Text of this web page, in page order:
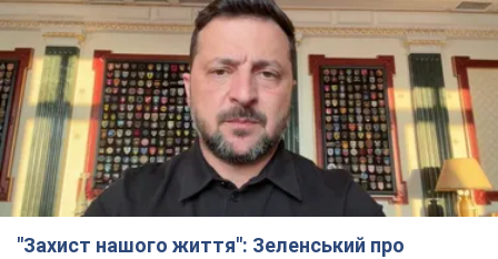
"Захист нашого життя": Зеленський про